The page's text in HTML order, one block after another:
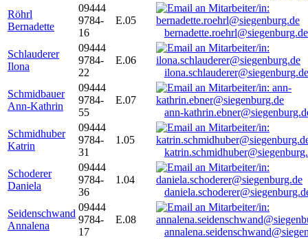
Röhrl
Bernadette
09444
9784-
16
E.05
bernadette.roehrl@siegenburg.de
Schlauderer
Ilona
09444
9784-
22
E.06
ilona.schlauderer@siegenburg.de
Schmidbauer
Ann-Kathrin
09444
9784-
55
E.07
ann-
Schmidhuber
Katrin
09444
9784-
31
1.05
Schoderer
Daniela
09444
9784-
36
1.04
Seidenschwand
Annalena
09444
9784-
17
E.08